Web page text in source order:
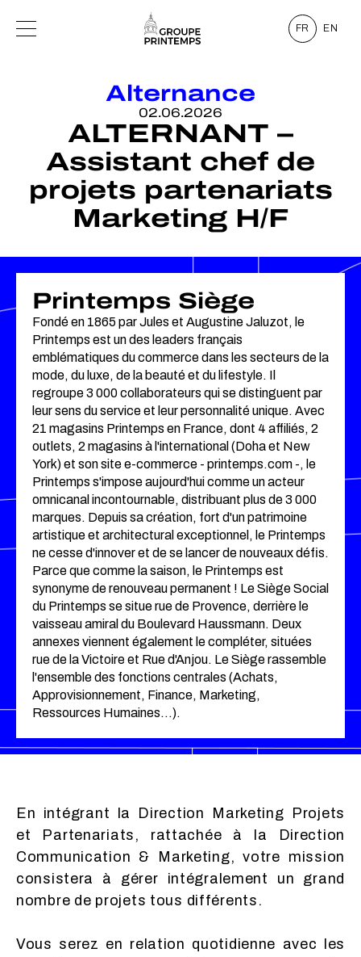
FR EN
Alternance
02.06.2026
ALTERNANT –
Assistant chef de
projets partenariats
Marketing H/F
Printemps Siège
Fondé en 1865 par Jules et Augustine Jaluzot, le
Printemps est un des leaders français
emblématiques du commerce dans les secteurs de la
mode, du luxe, de la beauté et du lifestyle. Il
regroupe 3 000 collaborateurs qui se distinguent par
leur sens du service et leur personnalité unique. Avec
21 magasins Printemps en France, dont 4 affiliés, 2
outlets, 2 magasins à l'international (Doha et New
York) et son site e-commerce - printemps.com -, le
Printemps s'impose aujourd'hui comme un acteur
omnicanal incontournable, distribuant plus de 3 000
marques. Depuis sa création, fort d'un patrimoine
artistique et architectural exceptionnel, le Printemps
ne cesse d'innover et de se lancer de nouveaux défis.
Parce que comme la saison, le Printemps est
synonyme de renouveau permanent ! Le Siège Social
du Printemps se situe rue de Provence, derrière le
vaisseau amiral du Boulevard Haussmann. Deux
annexes viennent également le compléter, situées
rue de la Victoire et Rue d'Anjou. Le Siège rassemble
l'ensemble des fonctions centrales (Achats,
Approvisionnement, Finance, Marketing,
Ressources Humaines…).
En intégrant la Direction Marketing Projets
et Partenariats, rattachée à la Direction
Communication & Marketing, votre mission
consistera à gérer intégralement un grand
nombre de projets tous différents.
Vous serez en relation quotidienne avec les